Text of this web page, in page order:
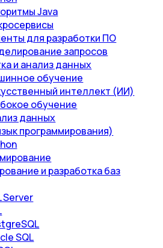
Java
для разработки ПО
запросов
и анализ данных
обучение
интеллект (ИИ)
обучение
данных
программирования)
и разработка баз
Server
SQL